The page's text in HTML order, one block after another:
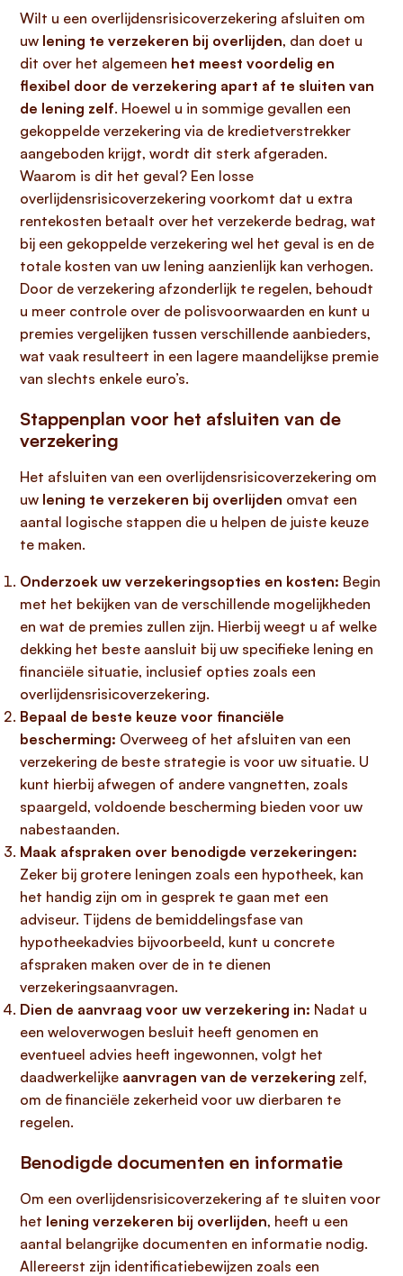
Wilt u een overlijdensrisicoverzekering afsluiten om
uw lening te verzekeren bij overlijden, dan doet u
dit over het algemeen het meest voordelig en
flexibel door de verzekering apart af te sluiten van
de lening zelf. Hoewel u in sommige gevallen een
gekoppelde verzekering via de kredietverstrekker
aangeboden krijgt, wordt dit sterk afgeraden.
Waarom is dit het geval? Een losse
overlijdensrisicoverzekering voorkomt dat u extra
rentekosten betaalt over het verzekerde bedrag, wat
bij een gekoppelde verzekering wel het geval is en de
totale kosten van uw lening aanzienlijk kan verhogen.
Door de verzekering afzonderlijk te regelen, behoudt
u meer controle over de polisvoorwaarden en kunt u
premies vergelijken tussen verschillende aanbieders,
wat vaak resulteert in een lagere maandelijkse premie
van slechts enkele euro’s.
Stappenplan voor het afsluiten van de
verzekering
Het afsluiten van een overlijdensrisicoverzekering om
uw lening te verzekeren bij overlijden omvat een
aantal logische stappen die u helpen de juiste keuze
te maken.
Onderzoek uw verzekeringsopties en kosten: Begin
met het bekijken van de verschillende mogelijkheden
en wat de premies zullen zijn. Hierbij weegt u af welke
dekking het beste aansluit bij uw specifieke lening en
financiële situatie, inclusief opties zoals een
overlijdensrisicoverzekering.
Bepaal de beste keuze voor financiële
bescherming: Overweeg of het afsluiten van een
verzekering de beste strategie is voor uw situatie. U
kunt hierbij afwegen of andere vangnetten, zoals
spaargeld, voldoende bescherming bieden voor uw
nabestaanden.
Maak afspraken over benodigde verzekeringen:
Zeker bij grotere leningen zoals een hypotheek, kan
het handig zijn om in gesprek te gaan met een
adviseur. Tijdens de bemiddelingsfase van
hypotheekadvies bijvoorbeeld, kunt u concrete
afspraken maken over de in te dienen
verzekeringsaanvragen.
Dien de aanvraag voor uw verzekering in: Nadat u
een weloverwogen besluit heeft genomen en
eventueel advies heeft ingewonnen, volgt het
daadwerkelijke aanvragen van de verzekering zelf,
om de financiële zekerheid voor uw dierbaren te
regelen.
Benodigde documenten en informatie
Om een overlijdensrisicoverzekering af te sluiten voor
het lening verzekeren bij overlijden, heeft u een
aantal belangrijke documenten en informatie nodig.
Allereerst zijn identificatiebewijzen zoals een